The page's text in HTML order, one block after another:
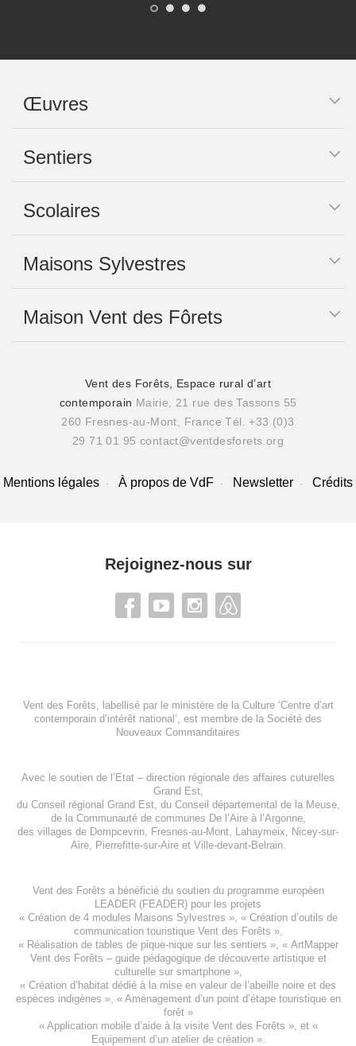
Œuvres
Sentiers
Scolaires
Maisons Sylvestres
Maison Vent des Fôrets
Vent des Forêts, Espace rural d’art
contemporain Mairie, 21 rue des Tassons 55
260 Fresnes-au-Mont, France Tél. +33 (0)3
29 71 01 95 contact@ventdesforets.org
Mentions légales À propos de VdF Newsletter Crédits
Rejoignez-nous sur
Vent des Forêts, labellisé par le ministère de la Culture ‘Centre d’art
contemporain d’intérêt national’, est membre de la Société des
Nouveaux Commanditaires
Avec le soutien de l’Etat – direction régionale des affaires cuturelles
Grand Est,
du Conseil régional Grand Est, du Conseil départemental de la Meuse,
de la Communauté de communes De l’Aire à l’Argonne,
des villages de Dompcevrin Fresnes-au-Mont Lahaymeix
Nicey-sur-
Aire, Pierrefitte-sur-Aireet Ville-devant-Belrain.
Vent des Forêts a bénéficié du soutien du programme européen
LEADER (FEADER) pour les projets
« Création de 4 modules Maisons Sylvestres », « Création d’outils de
communication touristique Vent des Forêts »,
« Réalisation de tables de pique-nique sur les sentiers », « ArtMapper
Vent des Forêts – guide pédagogique de découverte artistique et
culturelle sur smartphone »,
« Création d’habitat dédié à la mise en valeur de l’abeille noire et des
espèces indigènes », « Aménagement d’un point d’étape touristique en
forêt»
« Application mobile d’aide à la visite Vent des Forêts », et «
Equipement d’un atelier de création».